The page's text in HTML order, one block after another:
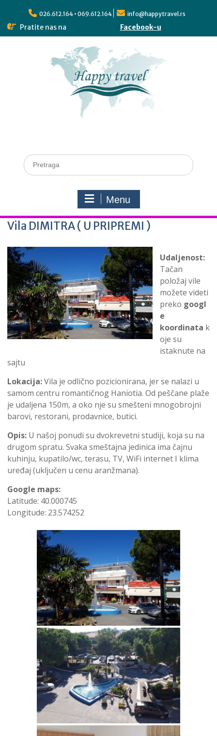
026.612.164 • 069.612.164 info@happytravel.rs
Pratite nas na Facebook-u
Menu
Vila DIMITRA ( U PRIPREMI )
Udaljenost:
Tačan
položaj vile
možete videti
preko googl
e
koordinata k
oje su
istaknute na
sajtu
Lokacija:Vila je odlično pozicionirana, jer se nalazi u
samom centru romantičnog Haniotia. Od peščane plaže
je udaljena 150m, a oko nje su smešteni mnogobrojni
barovi, restorani, prodavnice, butici.
Opis: U našoj ponudi su dvokrevetni studiji, koja su na
drugom spratu. Svaka smeštajna jedinica ima čajnu
kuhinju, kupatilo/wc, terasu, TV, WiFi internet I klima
uređaj (uključen u cenu aranžmana).
Google maps:
Latitude: 40.000745
Longitude: 23.574252